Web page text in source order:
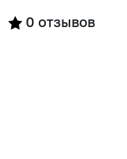
0 отзывов